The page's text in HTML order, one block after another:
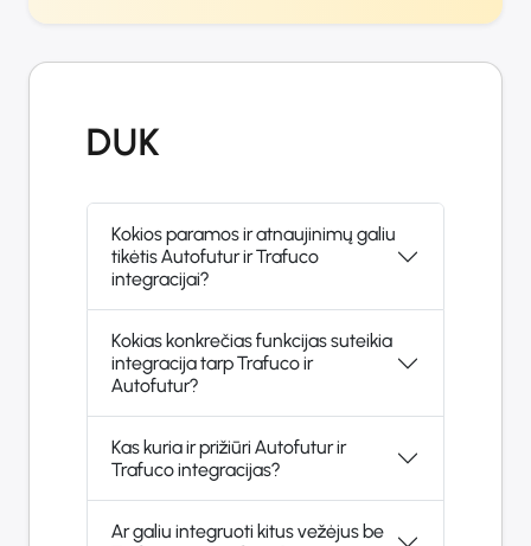
DUK
Kokios paramos ir atnaujinimų galiu
tikėtis Autofutur ir Trafuco
integracijai?
Kokias konkrečias funkcijas suteikia
integracija tarp Trafuco ir
Autofutur?
Kas kuria ir prižiūri Autofutur ir
Trafuco integracijas?
Ar galiu integruoti kitus vežėjus be